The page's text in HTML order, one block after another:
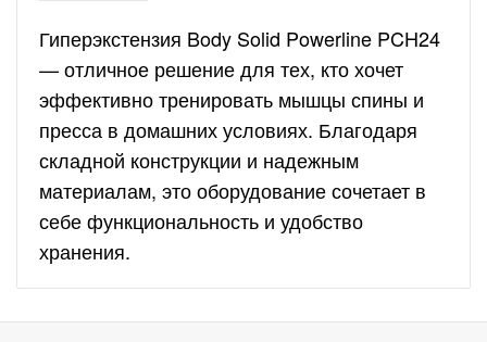
Гиперэкстензия Body Solid Powerline PCH24
— отличное решение для тех, кто хочет
эффективно тренировать мышцы спины и
пресса в домашних условиях. Благодаря
складной конструкции и надежным
материалам, это оборудование сочетает в
себе функциональность и удобство
хранения.